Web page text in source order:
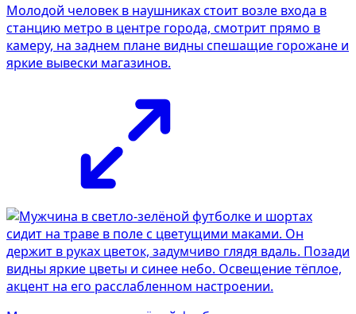
Молодой человек в наушниках стоит возле входа в
станцию метро в центре города, смотрит прямо в
камеру, на заднем плане видны спешащие горожане и
яркие вывески магазинов.